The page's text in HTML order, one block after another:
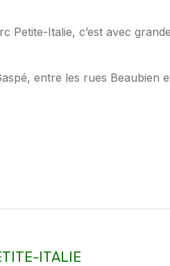
Petite-Italie, c’est avec
entre les rues Beaubien
ITALIE